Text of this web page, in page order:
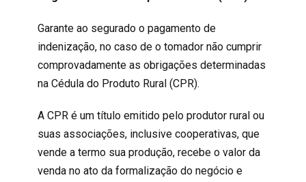
Garante ao segurado o pagamento de
indenização, no caso de o tomador não cumprir
comprovadamente as obrigações determinadas
na Cédula do Produto Rural (CPR).
A CPR é um título emitido pelo produtor rural ou
suas associações, inclusive cooperativas, que
vende a termo sua produção, recebe o valor da
venda no ato da formalização do negócio e